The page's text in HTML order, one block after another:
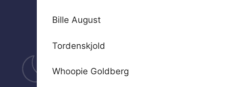
Bille August
Tordenskjold
Whoopie Goldberg